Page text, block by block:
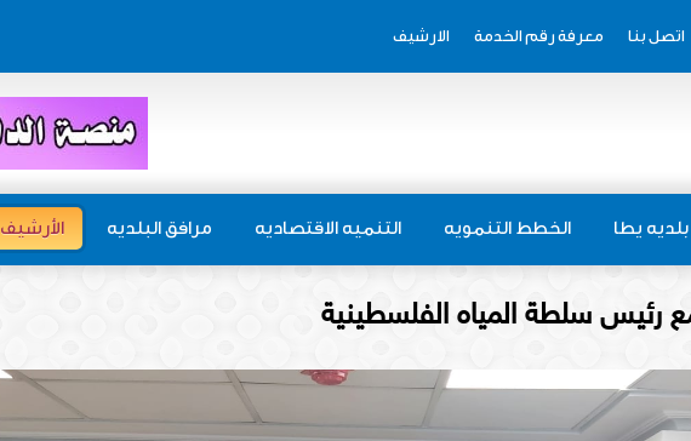
اتصل بنا معرفة رقم الخدمة الارشيف
بلديه يطا الخطط التنمويه التنميه الاقتصاديه مرافق البلديه الأرشيف
رئيس سلطة المياه الفلسطينية